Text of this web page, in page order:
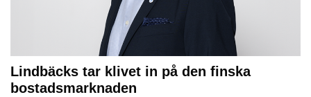
Lindbäcks tar klivet in på den finska
bostadsmarknaden